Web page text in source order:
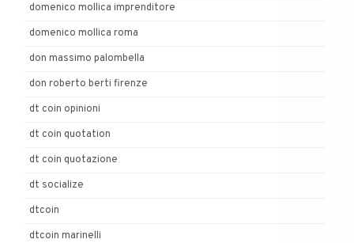
domenico mollica imprenditore
domenico mollica roma
don massimo palombella
don roberto berti firenze
dt coin opinioni
dt coin quotation
dt coin quotazione
dt socialize
dtcoin
dtcoin marinelli